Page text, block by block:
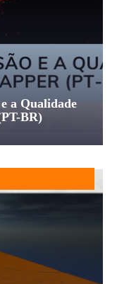
a Qualidade
BR)